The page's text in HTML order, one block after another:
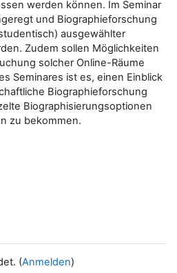
werden können. Im Seminar
und Biographieforschung
ausgewählter
Zudem sollen Möglichkeiten
solcher Online-Räume
Seminares ist es, einen Einblick
Biographieforschung
Biographisierungsoptionen
zu bekommen.
(Anmelden)